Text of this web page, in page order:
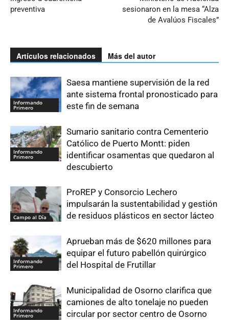
preventiva
sesionaron en la mesa “Alza
de Avalúos Fiscales”
Artículos relacionados Más del autor
Informando
Primero
Saesa mantiene supervisión de la red
ante sistema frontal pronosticado para
este fin de semana
Informando
Primero
Sumario sanitario contra Cementerio
Católico de Puerto Montt: piden
identificar osamentas que quedaron al
descubierto
Campo al Día
ProREP y Consorcio Lechero
impulsarán la sustentabilidad y gestión
de residuos plásticos en sector lácteo
Informando
Primero
Aprueban más de $620 millones para
equipar el futuro pabellón quirúrgico
del Hospital de Frutillar
Informando
Primero
Municipalidad de Osorno clarifica que
camiones de alto tonelaje no pueden
circular por sector centro de Osorno